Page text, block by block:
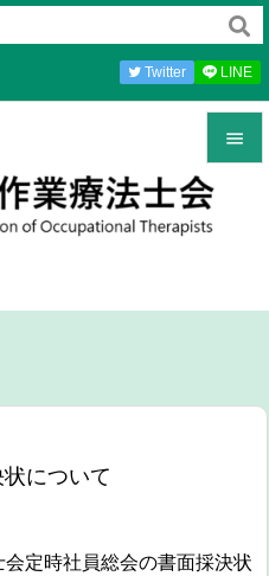


Twitter LINE
について
定時社員総会の書面採決状